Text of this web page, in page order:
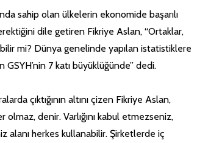
sahip olan ülkelerin ekonomide başarılı
dile getiren Fikriye Aslan, “Ortaklar,
mi? Dünya genelinde yapılan istatistiklere
7 katı büyüklüğünde” dedi.
çıktığının altını çizen Fikriye Aslan,
denir. Varlığını kabul etmezseniz,
alanı herkes kullanabilir. Şirketlerde iç